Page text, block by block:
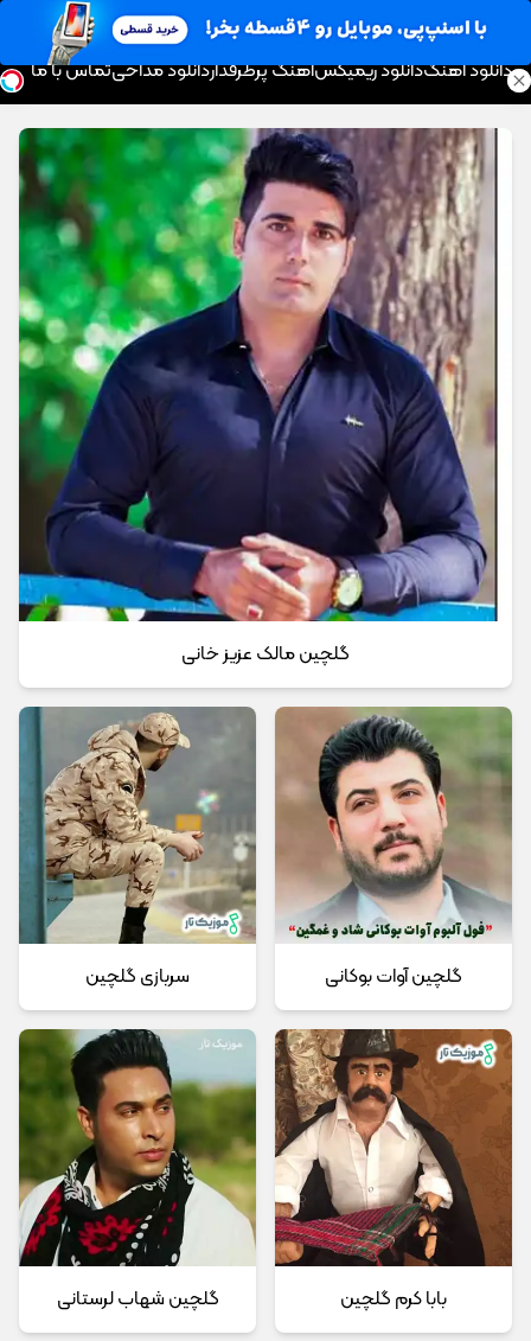
موزیک تار
دانلود آهنگدانلود ریمیکسآهنگ پرطرفداردانلود مداحیتماس با ما
گلچین مالک عزیز خانی
گلچین آوات بوکانی سربازی گلچین
بابا کرم گلچین گلچین شهاب لرستانی